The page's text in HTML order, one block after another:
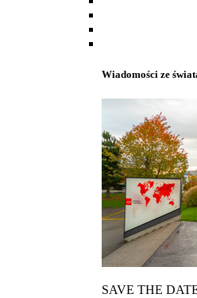
Wiadomości ze
SAVE THE